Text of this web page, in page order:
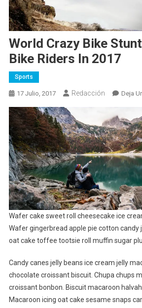
World Crazy Bike
Bike Riders In 2017
Sports
17 Julio, 2017 Redacción Deja
Wafer cake sweet roll cheesecake ice
Wafer gingerbread apple pie cotton candy
oat cake toffee tootsie roll muffin sugar
Candy canes jelly beans ice cream jelly
chocolate croissant biscuit. Chupa chups
croissant bonbon. Biscuit macaroon
Macaroon icing oat cake sesame snaps